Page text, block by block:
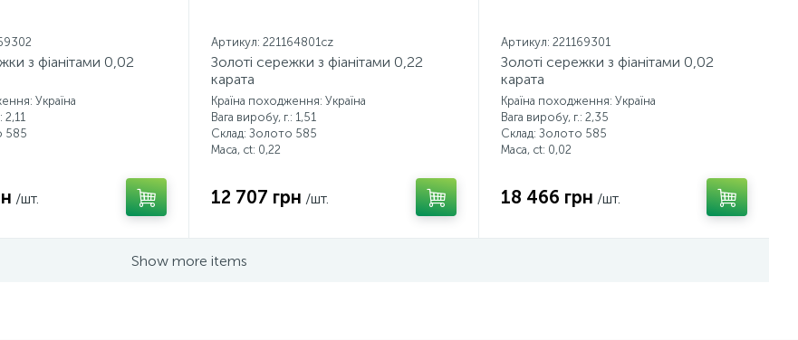
з фіанітами 0,02
Україна
2,11
585
/шт.
Артикул: 221164801cz
Золоті сережки з фіанітами 0,22
карата
Країна походження: Україна
Вага виробу, г.: 1,51
Склад: Золото 585
Маса, ct: 0,22
12 707 грн /шт.
Артикул: 221169301
Золоті сережки з фіанітами 0,02
карата
Країна походження: Україна
Вага виробу, г.: 2,35
Склад: Золото 585
Маса, ct: 0,02
18 466 грн /шт.
Show more items